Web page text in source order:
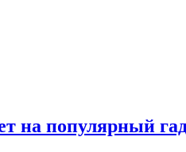
на популярный